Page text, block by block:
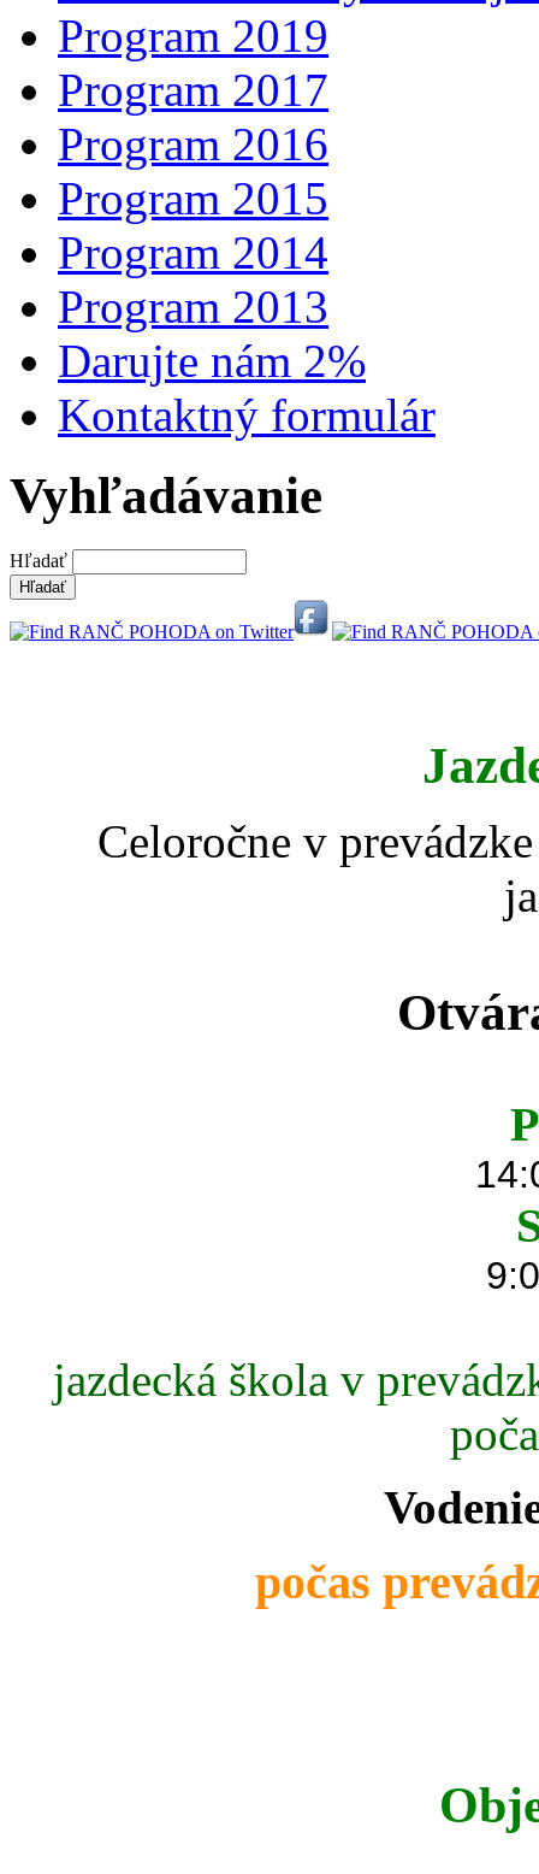
Program 2019
Program 2017
Program 2016
Program 2015
Program 2014
Program 2013
Darujte nám 2%
Kontaktný formulár
Vyhľadávanie
Hľadať
Celoročne v
jazdecká škola v
počas